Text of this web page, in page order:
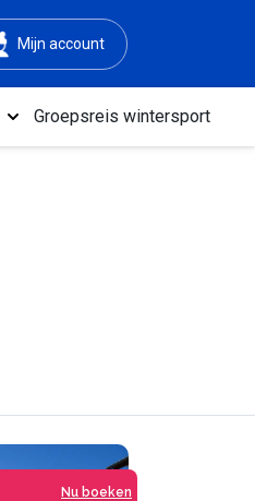
Mijn account
Groepsreis wintersport
Nu boeken